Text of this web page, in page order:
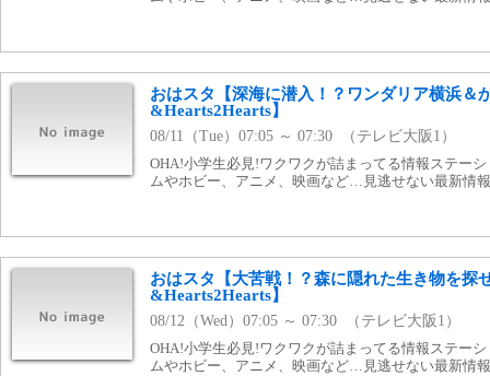
おはスタ【深海に潜入！？ワンダリア横浜＆
&Hearts2Hearts】
08/11（Tue）07:05 ～ 07:30 （テレビ大阪1）
OHA!小学生必見!ワクワクが詰まってる情報ステー
ムやホビー、アニメ、映画など…見逃せない最新情
おはスタ【大苦戦！？森に隠れた生き物を探
&Hearts2Hearts】
08/12（Wed）07:05 ～ 07:30 （テレビ大阪1）
OHA!小学生必見!ワクワクが詰まってる情報ステー
ムやホビー、アニメ、映画など…見逃せない最新情